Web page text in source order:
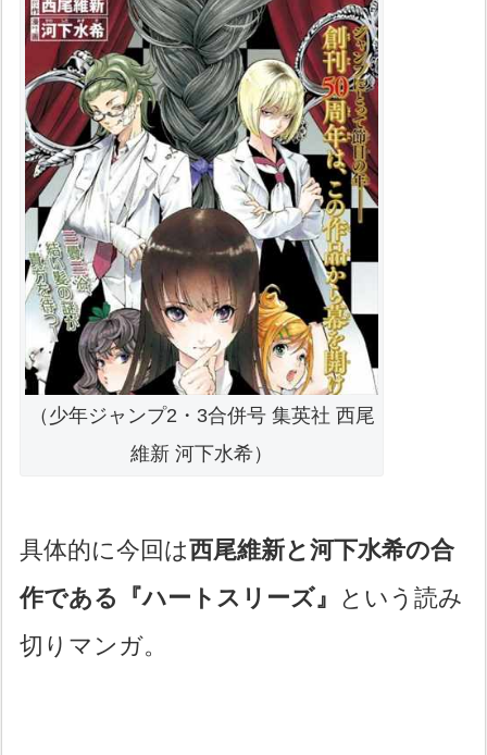
（少年ジャンプ2・3合併号 集英社 西尾
維新 河下水希）
具体的に今回は西尾維新と河下水希の合
作である『ハートスリーズ』 という読み
切りマンガ。